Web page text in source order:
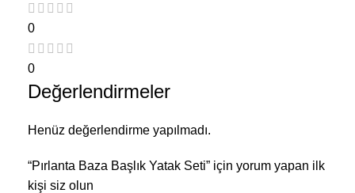
0
0
Değerlendirmeler
Henüz değerlendirme yapılmadı.
“Pırlanta Baza Başlık Yatak Seti” için yorum yapan ilk
kişi siz olun